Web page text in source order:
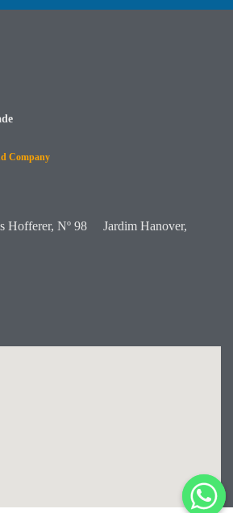
Company
Hofferer, Nº 98
Jardim Hanover,